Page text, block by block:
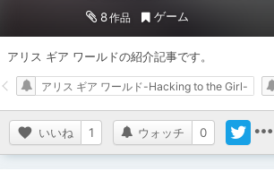
8作品 ゲーム
アリス ギア ワールドの紹介記事です。
いいね 1 ウォッチ 0
アリス ギア ワールド-Hacking to the Girl-